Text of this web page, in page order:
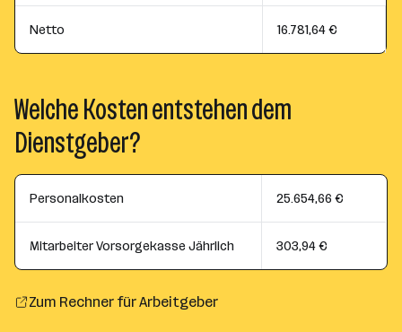
Netto 16.781,64 €
Welche Kosten entstehen dem
Dienstgeber?
Personalkosten 25.654,66 €
Mitarbeiter Vorsorgekasse Jährlich 303,94 €
Zum Rechner für Arbeitgeber